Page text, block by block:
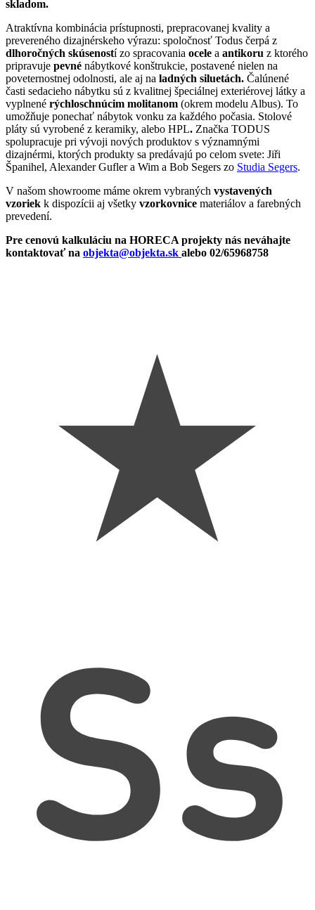
skladom.
Atraktívna kombinácia prístupnosti, prepracovanej kvality a
prevereného dizajnérskeho výrazu: spoločnosť Todus čerpá z
dlhoročných skúseností zo spracovania ocele a antikoru z ktorého
pripravuje pevné nábytkové konštrukcie, postavené nielen na
poveternostnej odolnosti, ale aj na ladných siluetách. Čalúnené
časti sedacieho nábytku sú z kvalitnej špeciálnej exteriérovej látky a
vyplnené rýchloschnúcim molitanom (okrem modelu Albus). To
umožňuje ponechať nábytok vonku za každého počasia. Stolové
pláty sú vyrobené z keramiky, alebo HPL. Značka TODUS
spolupracuje pri vývoji nových produktov s významnými
dizajnérmi, ktorých produkty sa predávajú po celom svete: Jiři
Španihel, Alexander Gufler a Wim a Bob Segers zo Studia Segers.
V našom showroome máme okrem vybraných vystavených
vzoriek k dispozícii aj všetky vzorkovnice materiálov a farebných
prevedení.
Pre cenovú kalkuláciu na HORECA projekty nás neváhajte
kontaktovať na objekta@objekta.sk alebo 02/65968758